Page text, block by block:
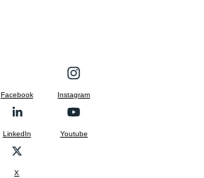
Facebook Instagram
LinkedIn Youtube
X